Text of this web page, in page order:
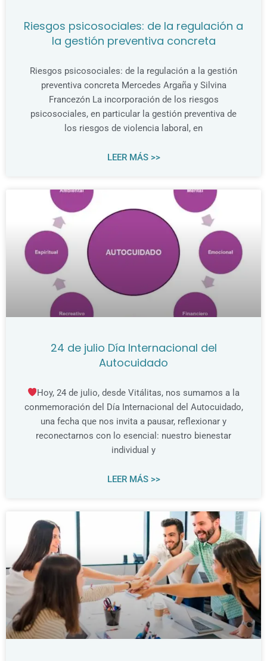
Riesgos psicosociales: de la regulación a
la gestión preventiva concreta
Riesgos psicosociales: de la regulación a la gestión
preventiva concreta Mercedes Argaña y Silvina
Francezón La incorporación de los riesgos
psicosociales, en particular la gestión preventiva de
los riesgos de violencia laboral, en
LEER MÁS >>
24 de julio Día Internacional del
Autocuidado
Hoy, 24 de julio, desde Vitálitas, nos sumamos a la
conmemoración del Día Internacional del Autocuidado,
una fecha que nos invita a pausar, reflexionar y
reconectarnos con lo esencial: nuestro bienestar
individual y
LEER MÁS >>